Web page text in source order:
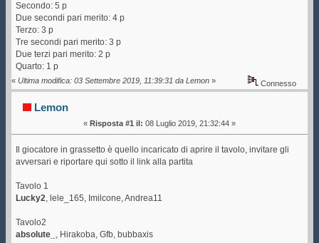
Secondo: 5 p
Due secondi pari merito: 4 p
Terzo: 3 p
Tre secondi pari merito: 3 p
Due terzi pari merito: 2 p
Quarto: 1 p
« Ultima modifica: 03 Settembre 2019, 11:39:31 da Lemon » Connesso
Lemon
« Risposta #1 il: 08 Luglio 2019, 21:32:44 »
Il giocatore in grassetto è quello incaricato di aprire il tavolo, invitare gli
avversari e riportare qui sotto il link alla partita
Tavolo 1
Lucky2, lele_165, Imilcone, Andrea11
Tavolo2
absolute_ , Hirakoba, Gfb, bubbaxis